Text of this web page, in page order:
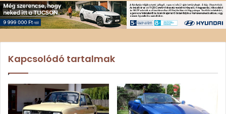
Kapcsolódó tartalmak